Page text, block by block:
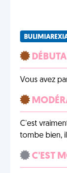
Vous avez
C'est
tombe bien,
C'EST